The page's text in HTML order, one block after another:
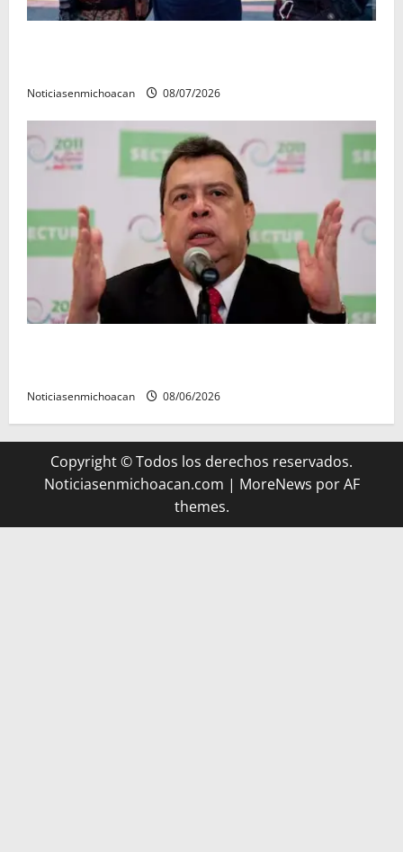
Noticiasenmichoacan 08/07/2026
Noticiasenmichoacan 08/06/2026
Copyright © Todos los derechos reservados.
Noticiasenmichoacan.com | MoreNews por AF
themes.